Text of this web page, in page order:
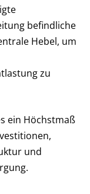
befindliche
Hebel, um
zu
ein Höchstmaß
und